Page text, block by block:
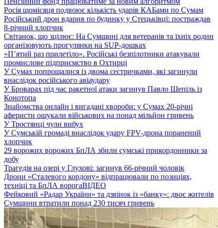
Росія щомісяця подвоює кількість ударів КАБами по Сумам
Російський дрон вдарив по будинку у Стецьківці: постраждав
8-річний хлопчик
Світанок, що зцілює: На Сумщині для ветеранів та їхніх родин
організовують прогулянки на SUP-дошках
«П’ятий раз прилетіло». Російські безпілотники атакували
промислове підприємство в Охтирці
У Сумах попрощалися із двома сестричками, які загинули
внаслідок російського авіаудару
У Броварах під час ракетної атаки загинув Павло Шепіль із
Конотопа
Знайомства онлайн і вигадані хвороби: у Сумах 20-річні
аферисти ошукали військових на понад мільйон гривень
У Тростянці чули вибух
У Сумській громаді внаслідок удару FPV-дрона поранений
хлопчик
29 ворожих ворожих БпЛА збили сумські прикордонники за
добу
Трагедія на озері у Глухові: загинув 66-річний чоловік
Дрони «Сталевого кордону» відпрацювали по позиціях,
техніці та БпЛА ворогаВІДЕО
Фейковий «Радар України» та дзвінок із «банку»: двоє жителів
Сумщини втратили понад 230 тисяч гривень